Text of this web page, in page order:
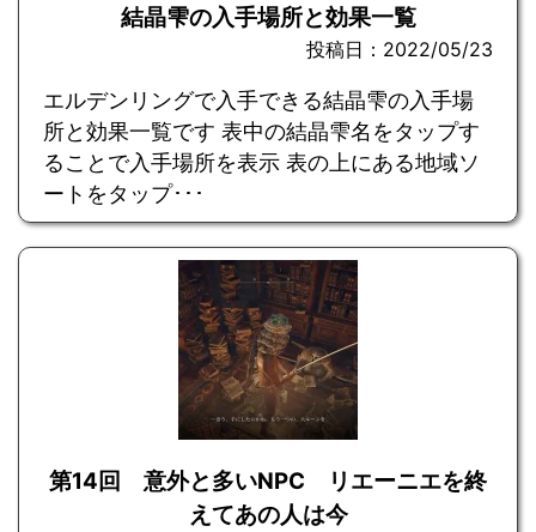
結晶雫の入手場所と効果一覧
投稿日：2022/05/23
エルデンリングで入手できる結晶雫の入手場
所と効果一覧です 表中の結晶雫名をタップす
ることで入手場所を表示 表の上にある地域ソ
ートをタップ･･･
第14回 意外と多いNPC リエーニエを終
えてあの人は今